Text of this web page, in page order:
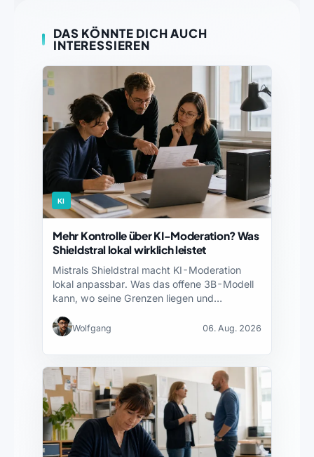
DAS KÖNNTE DICH AUCH
INTERESSIEREN
KI
Mehr Kontrolle über KI-Moderation? Was
Shieldstral lokal wirklich leistet
Mistrals Shieldstral macht KI-Moderation
lokal anpassbar. Was das offene 3B-Modell
kann, wo seine Grenzen liegen und…
Wolfgang 06. Aug. 2026